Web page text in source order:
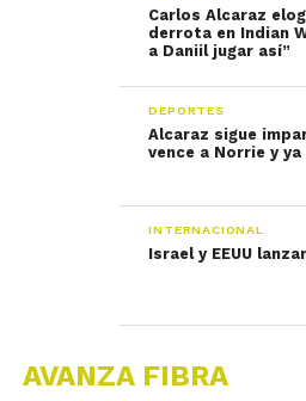
Carlos Alcaraz
derrota en Indian
a Daniil jugar así”
DEPORTES
Alcaraz sigue
vence a Norrie y
INTERNACIONAL
Israel y EEUU
AVANZA FIBRA